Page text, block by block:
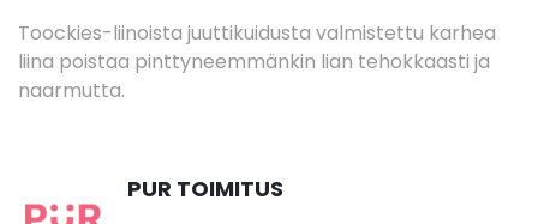
Toockies-liinoista juuttikuidusta valmistettu karhea
liina poistaa pinttyneemmänkin lian tehokkaasti ja
naarmutta.
PUR TOIMITUS